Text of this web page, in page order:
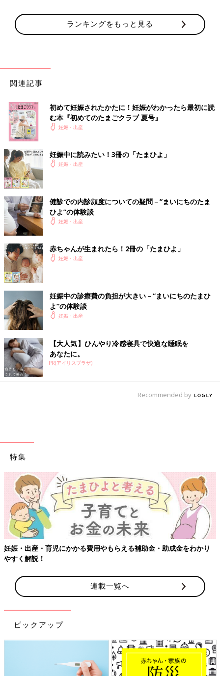
ランキングをもっと見る
関連記事
初めて妊娠されたかたに！妊娠がわかったら最初に読
む本『初めてのたまごクラブ 夏号』
妊娠・出産
妊娠中に読みたい！3冊の「たまひよ」
妊娠・出産
健診での内診頻度についての疑問－”まいにちのたま
ひよ”の体験談
妊娠・出産
赤ちゃんが生まれたら！2冊の「たまひよ」
妊娠・出産
妊娠中の診療費の負担が大きい－”まいにちのたまひ
よ”の体験談
妊娠・出産
【大人気】ひんやり冷感寝具で快適な睡眠を
あなたに。
PR(アイリスプラザ)
Recommended by
特集
【ワクチン接種できるものも】妊婦の感染症対策、知っておいて！
連載一覧へ
ピックアップ